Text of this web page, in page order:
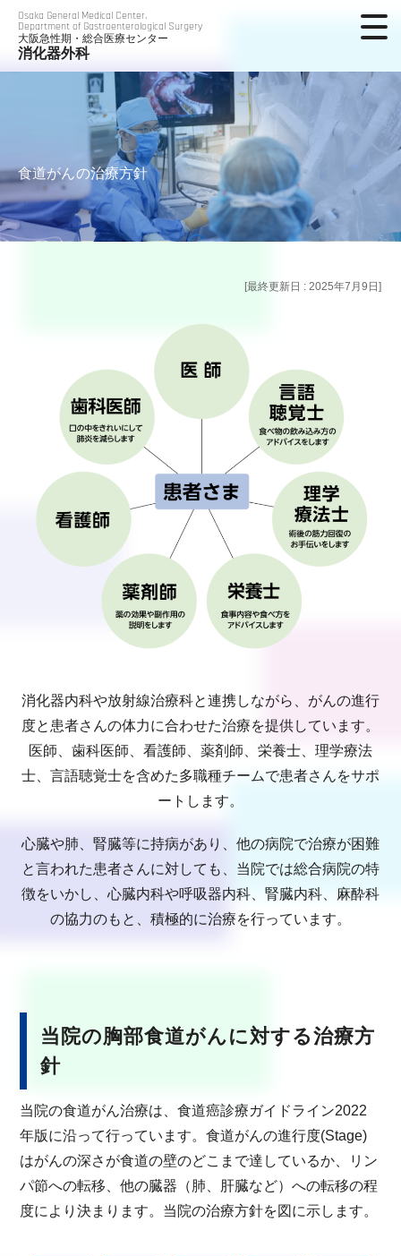
Osaka General Medical Center,
Department of Gastroenterological Surgery
大阪急性期・総合医療センター
消化器外科
食道がんの治療方針
[最終更新日 : 2025年7月9日]
消化器内科や放射線治療科と連携しながら、がんの進行
度と患者さんの体力に合わせた治療を提供しています。
医師、歯科医師、看護師、薬剤師、栄養士、理学療法
士、言語聴覚士を含めた多職種チームで患者さんをサポ
ートします。
心臓や肺、腎臓等に持病があり、他の病院で治療が困難
と言われた患者さんに対しても、当院では総合病院の特
徴をいかし、心臓内科や呼吸器内科、腎臓内科、麻酔科
の協力のもと、積極的に治療を行っています。
当院の胸部食道がんに対する治療方
針
当院の食道がん治療は、食道癌診療ガイドライン2022
年版に沿って行っています。食道がんの進行度(Stage)
はがんの深さが食道の壁のどこまで達しているか、リン
パ節への転移、他の臓器（肺、肝臓など）への転移の程
度により決まります。当院の治療方針を図に示します。